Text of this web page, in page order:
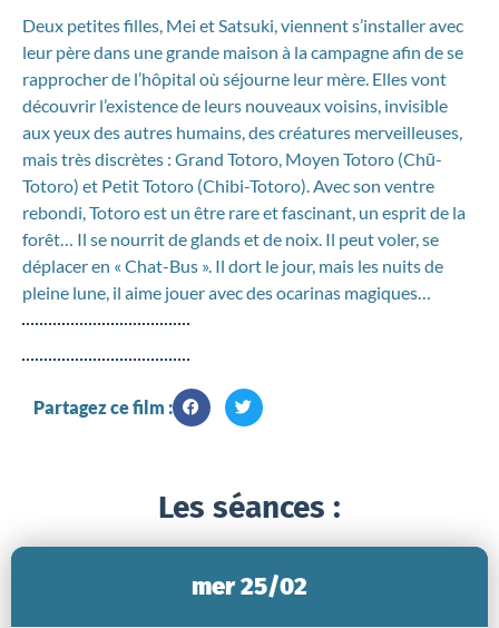
Deux petites filles, Mei et Satsuki, viennent s’installer avec
leur père dans une grande maison à la campagne afin de se
rapprocher de l’hôpital où séjourne leur mère. Elles vont
découvrir l’existence de leurs nouveaux voisins, invisible
aux yeux des autres humains, des créatures merveilleuses,
mais très discrètes : Grand Totoro, Moyen Totoro (Chū-
Totoro) et Petit Totoro (Chibi-Totoro). Avec son ventre
rebondi, Totoro est un être rare et fascinant, un esprit de la
forêt… Il se nourrit de glands et de noix. Il peut voler, se
déplacer en « Chat-Bus ». Il dort le jour, mais les nuits de
pleine lune, il aime jouer avec des ocarinas magiques…
Partagez ce film :
Les séances :
mer 25/02